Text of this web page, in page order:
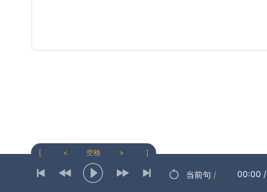
[ < 空格 > ]
当前句 / 00:00 /